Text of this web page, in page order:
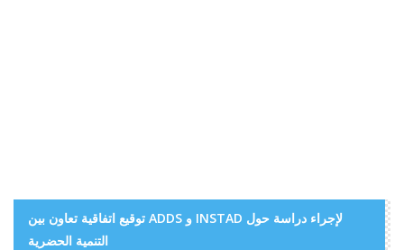
توقيع اتفاقية تعاون بين ADDS و INSTAD لإجراء دراسة حول
التنمية الحضرية